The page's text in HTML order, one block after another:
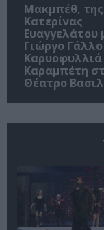
Μακμπέθ, της
Κατερίνας
Ευαγγελάτου
Γιώργο
Καρυοφυλλιά
Καραμπέτη
Θέατρο